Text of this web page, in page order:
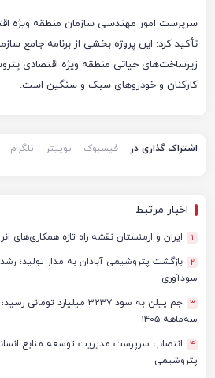
سرپرست امور مهندسی سازمان منطقه ویژه
تأکید کرد: این پروژه بخشی از برنامه جامع
زیرساخت‌های حیاتی منطقه ویژه اقتصادی
کارکنان و خودروهای سبک و سنگین است.
اشتراک گذاری در فیسبوک توییتر تلگرام
اخبار مرتبط
1 ایران و ارمنستان نقشه راه تازه همکاری‌های
2
سودآوری
3
جم پیلن به سود ۳۲۳۷
سه‌ماهه ۱۴۰۵
4
انتصاب سرپرست مدیریت توسعه منابع
پتروشیمی